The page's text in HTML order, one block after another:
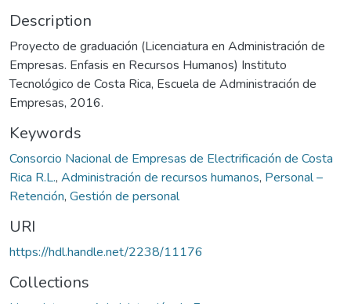
Description
Proyecto de graduación (Licenciatura en Administración de
Empresas. Enfasis en Recursos Humanos) Instituto
Tecnológico de Costa Rica, Escuela de Administración de
Empresas, 2016.
Keywords
Consorcio Nacional de Empresas de Electrificación de Costa
Rica R.L., Administración de recursos humanos, Personal –
Retención, Gestión de personal
URI
https://hdl.handle.net/2238/11176
Collections